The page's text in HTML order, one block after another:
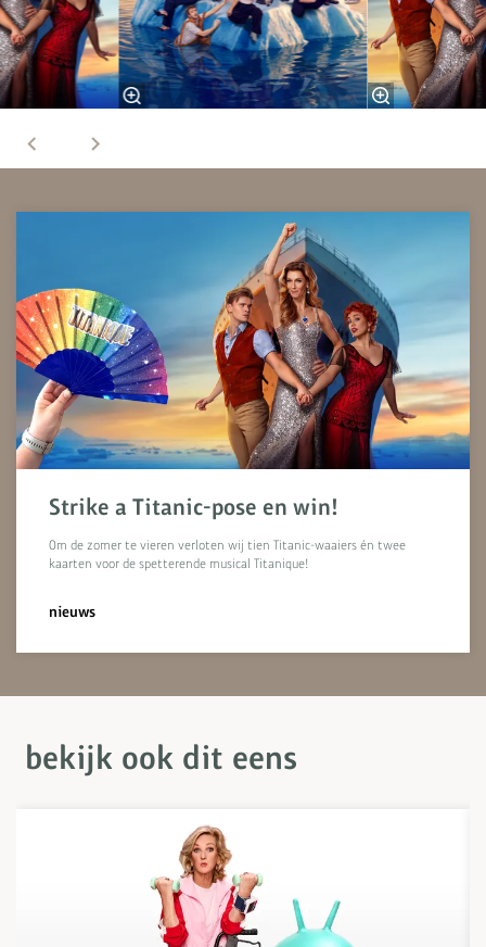
Strike a Titanic-pose en win!
Om de zomer te vieren verloten wij tien Titanic-waaiers én twee
kaarten voor de spetterende musical Titanique!
nieuws
bekijk ook dit eens